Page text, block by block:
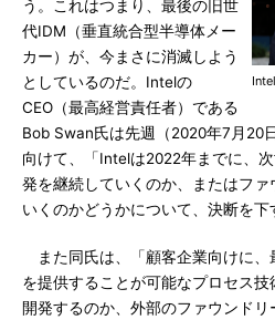
う。これはつまり、最後の旧世
代IDM（垂直統合型半導体メー
カー）が、今まさに消滅しよう
としているのだ。Intelの
CEO（最高経営責任者）である
Bob Swan氏は先週（2020年7月20
向けて、「Intelは2022年までに、
発を継続していくのか、またはフ
いくのかどうかについて、決断を下
また同氏は、「顧客企業向けに、
を提供することが可能なプロセス
開発するのか、外部のファウンド